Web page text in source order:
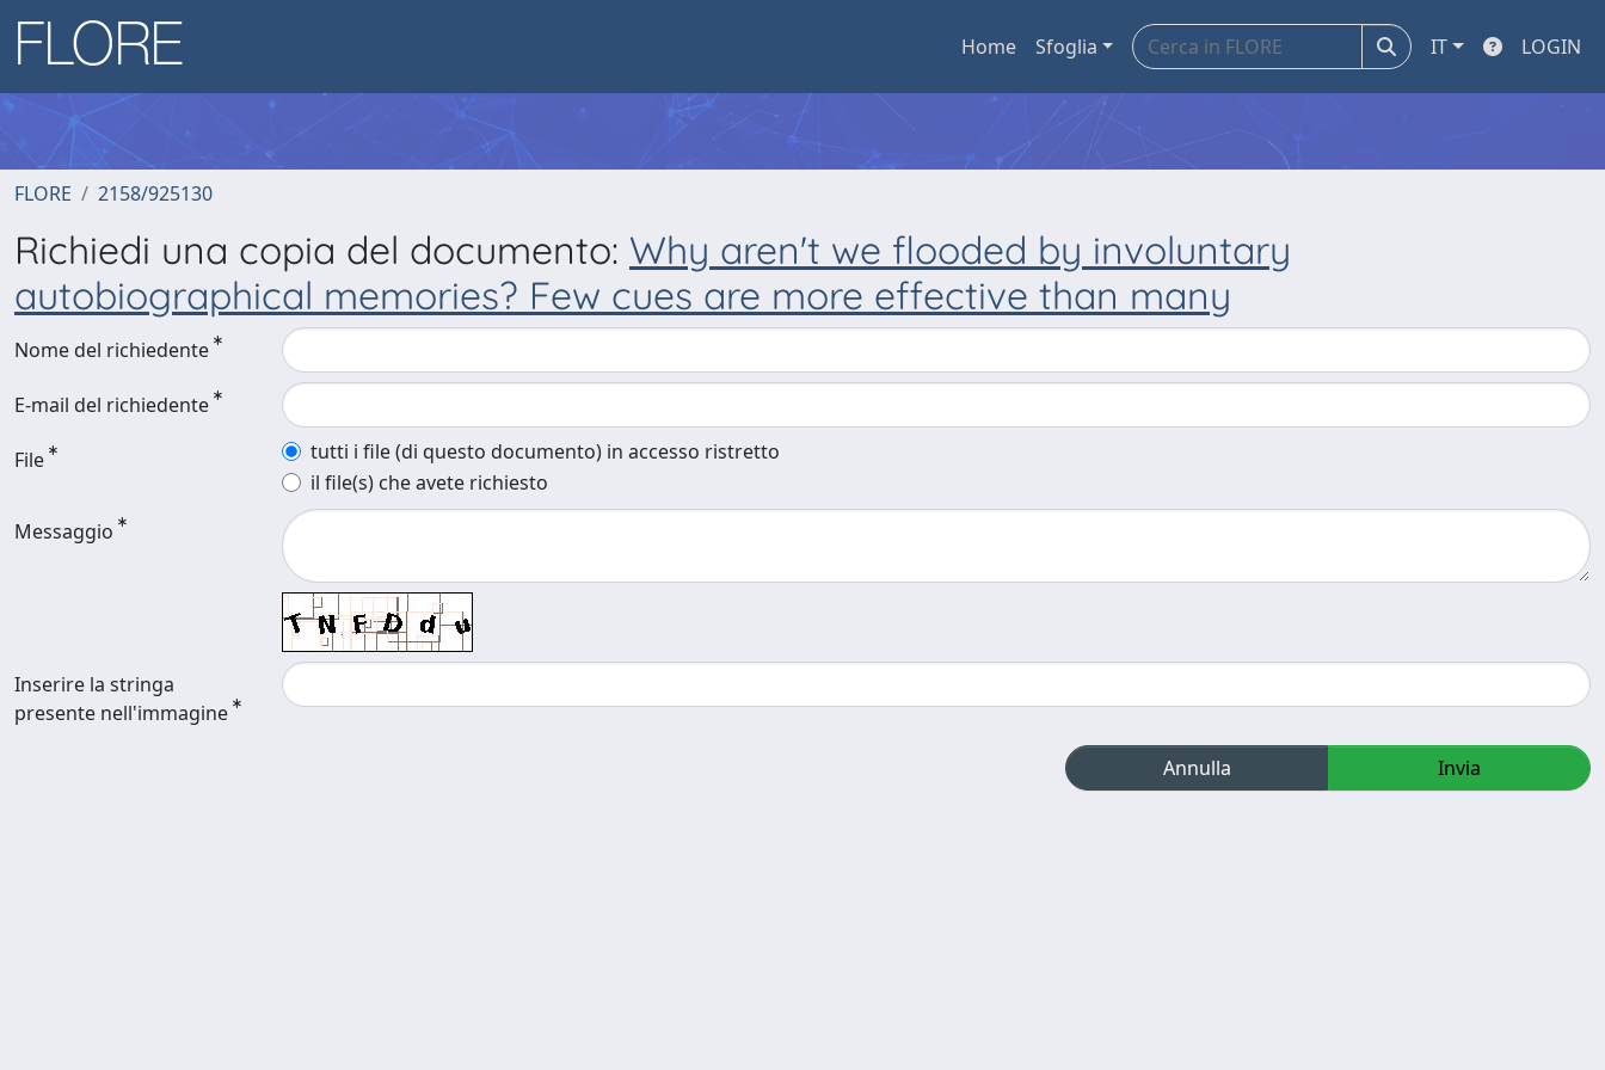
Home Sfoglia IT LOGIN
FLORE 2158/925130
Richiedi una copia del documento: Why aren't we flooded by involuntary
autobiographical memories? Few cues are more effective than many
Nome del richiedente
E-mail del richiedente
File
tutti i file (di questo documento) in accesso ristretto
il file(s) che avete richiesto
Messaggio
Inserire la stringa
presente nell'immagine
Annulla Invia